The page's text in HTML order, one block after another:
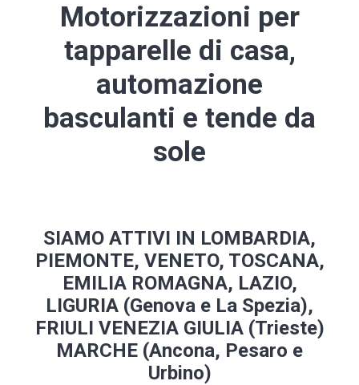
Motorizzazioni per
tapparelle di casa,
automazione
basculanti e tende da
sole
SIAMO ATTIVI IN LOMBARDIA,
PIEMONTE, VENETO, TOSCANA,
EMILIA ROMAGNA, LAZIO,
LIGURIA (Genova e La Spezia),
FRIULI VENEZIA GIULIA (Trieste)
MARCHE (Ancona, Pesaro e
Urbino)